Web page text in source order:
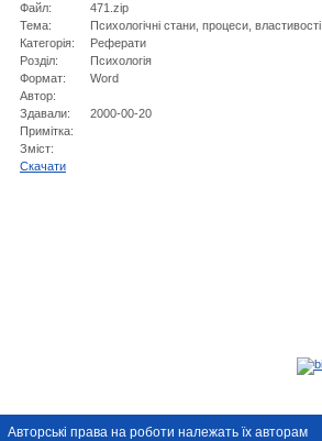
Файл:
471.zip
Тема:
Психологічні стани, процеси, властивості
Категорія:
Реферати
Розділ:
Психологiя
Формат:
Word
Автор:
Здавали:
2000-00-20
Примітка:
Зміст:
Cкачати
Авторськi права на роботи належать їх авторам